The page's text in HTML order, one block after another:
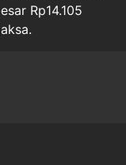
Rp14.105